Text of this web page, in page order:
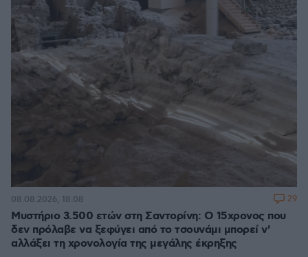
Μυστήριο 3.500 ετών στη Σαντορίνη: Ο 15χρονος που
δεν πρόλαβε να ξεφύγει από το τσουνάμι μπορεί ν'
αλλάξει τη χρονολογία της μεγάλης έκρηξης
08.08.2026, 18:08 29